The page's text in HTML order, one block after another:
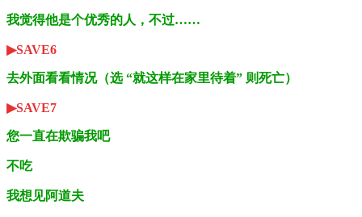
我觉得他是个优秀的人，不过……
▶SAVE6
去外面看看情况（选 “就这样在家里待着” 则死亡）
▶SAVE7
您一直在欺骗我吧
不吃
我想见阿道夫